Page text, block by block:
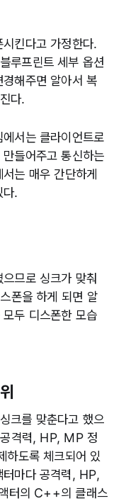
킨다고 가정한다.
루프린트 세부 옵션
해주면 알아서 복
다.
서는 클라이언트로
들어주고 통신하는
는 매우 간단하게
다.
므로 싱크가 맞춰
폰을 하게 되면 알
두 디스폰한 모습
크를 맞춘다고 했으
격력, HP, MP 정
하도록 체크되어 있
터마다 공격력, HP,
터의 C++의 클래스